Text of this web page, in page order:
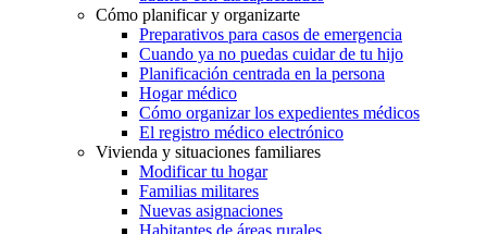
Cómo planificar y organizarte
Preparativos para casos de emergencia
Cuando ya no puedas cuidar de tu hijo
Planificación centrada en la persona
Hogar médico
Cómo organizar los expedientes médicos
El registro médico electrónico
Vivienda y situaciones familiares
Modificar tu hogar
Familias militares
Nuevas asignaciones
Habitantes de áreas rurales